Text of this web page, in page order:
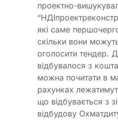
проектно-
які саме
скільки вони
оголосити тендер.
відбувалося з
можна почитати в
рахунках
що відбувається з
відбудову